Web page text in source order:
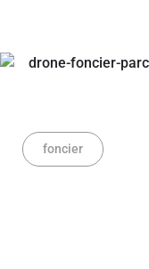
foncier